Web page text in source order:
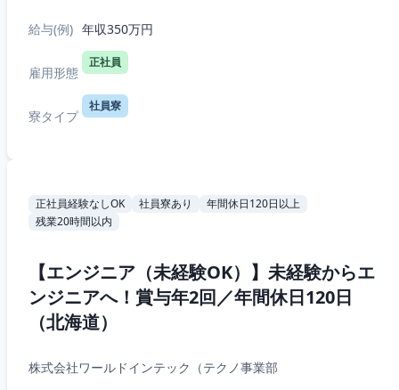
給与(例) 年収350万円
雇用形態
正社員
寮タイプ
社員寮
正社員経験なしOK 社員寮あり
年間休日120日以上
残業20時間以内
【エンジニア（未経験OK）】未経験からエ
ンジニアへ！賞与年2回／年間休日120日
（北海道）
株式会社ワールドインテック（テクノ事業部